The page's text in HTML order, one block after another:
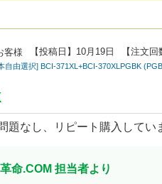
客様 【投稿日】 10月19日 【注文回
自由選択] BCI-371XL+BCI-370XLPGBK
題なし、リピート購入してい
命.COM 担当者より